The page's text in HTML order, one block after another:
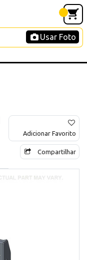
Usar Foto
Adicionar Favorito
Compartilhar